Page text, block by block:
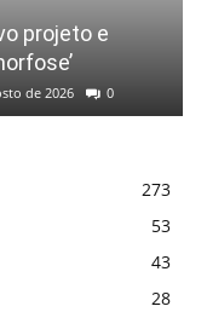
projeto e
de 2026 0
273
53
43
28